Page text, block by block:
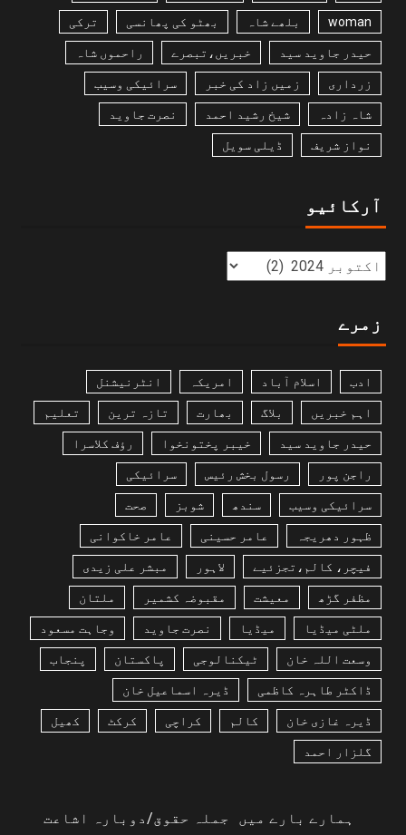
woman بلھے شاہ بھٹو کی پھانسی ترکی
حیدر جاوید سید خبریں،تبصرے راحموں شاہ
زرداری زمیں زاد کی خبر سرائیکی وسیب
شاہ زادہ شیخ رشید احمد نصرت جاوید
نواز شریف ڈیلی سویل
آرکائیو
زمرے
ادب اسلام آباد امریکہ انٹرنیشنل
اہم خبریں بلاگ بھارت تازہ ترین تعلیم
حیدر جاوید سید خیبر پختونخوا رؤف کلاسرا
راجن پور رسول بخش رئیس سرائیکی
سرائیکی وسیب سندھ شوبز صحت
ظہور دھریجہ عامر حسینی عامر خاکوانی
فیچر، کالم،تجزئیے لاہور مبشر علی زیدی
مظفر گڑھ معیشت مقبوضہ کشمیر ملتان
ملٹی میڈیا میڈیا نصرت جاوید وجاہت مسعود
وسعت اللہ خان ٹیکنالوجی پاکستان پنجاب
ڈاکٹر طاہرہ کاظمی ڈیرہ اسماعیل خان
ڈیرہ غازی خان کالم کراچی کرکٹ کھیل
گلزار احمد
ہمارے بارے میں
جملہ حقوق/دوبارہ اشاعت